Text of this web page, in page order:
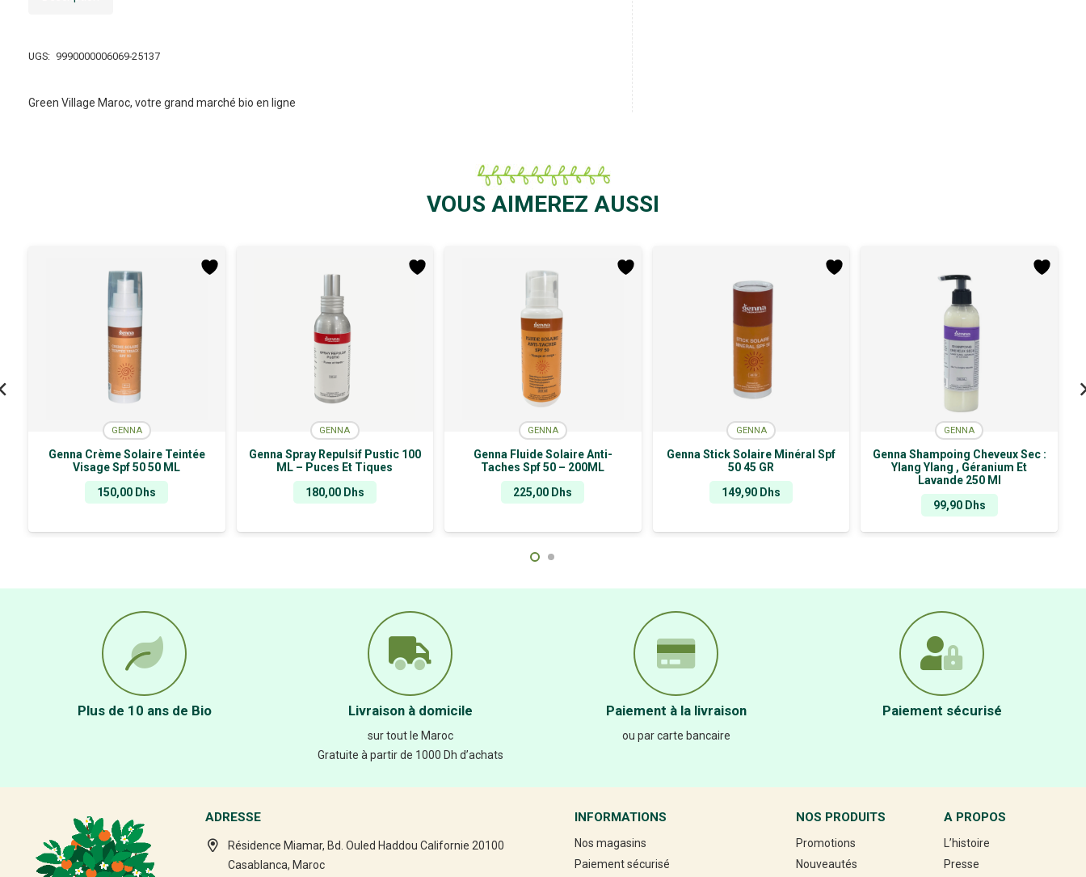
UGS: 9990000006069-25137
Green Village Maroc, votre grand marché bio en ligne
VOUS AIMEREZ AUSSI
GENNA
Genna Crème Solaire Teintée
Visage Spf 50 50 ML
150,00 Dhs
GENNA
Genna Spray Repulsif Pustic 100
ML – Puces Et Tiques
180,00 Dhs
GENNA
Genna Fluide Solaire Anti-
Taches Spf 50 – 200ML
225,00 Dhs
GENNA
Genna Stick Solaire Minéral Spf
50 45 GR
149,90 Dhs
GENNA
Genna Shampoing Cheveux Sec :
Ylang Ylang , Géranium Et
Lavande 250 Ml
99,90 Dhs
Plus de 10 ans de Bio Livraison à domicile
sur tout le Maroc
Gratuite à partir de 1000 Dh d’achats
Paiement à la livraison
ou par carte bancaire
Paiement sécurisé
ADRESSE
Résidence Miamar, Bd. Ouled Haddou Californie 20100
Casablanca, Maroc
INFORMATIONS
Nos magasins
Paiement sécurisé
NOS PRODUITS
Promotions
Nouveautés
A PROPOS
L’histoire
Presse